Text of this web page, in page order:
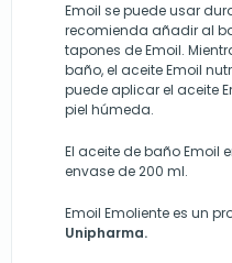
Emoil se puede usar
recomienda añadir al
tapones de Emoil.
baño, el aceite Emoil
puede aplicar el aceite
piel húmeda.
El aceite de baño Emoil
envase de 200 ml.
Emoil Emoliente es un
Unipharma.